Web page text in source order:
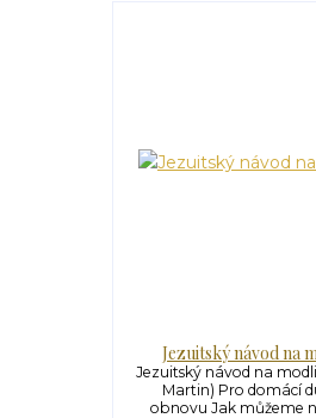
Jezuitský návod na
Jezuitský návod na
Martin) Pro domácí
obnovu Jak můžeme